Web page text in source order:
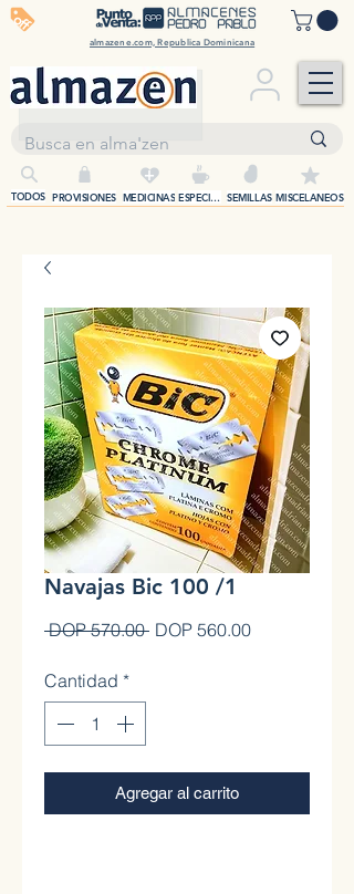
almazene.com, Republica Dominicana
off
+
PROVISIONES MEDICINAS SEMILLAS
ESPECIAS MISCELANEOS
TODOS
Navajas Bic 100 /1
DOP 570.00 Precio
DOP 560.00Precio de
Cantidad *
Agregar al carrito